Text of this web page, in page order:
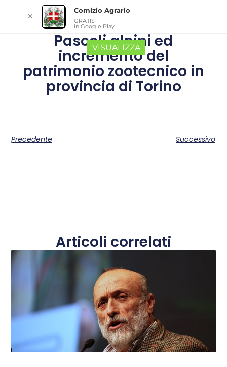
Pascoli alpini ed
incremento del
patrimonio zootecnico in
provincia di Torino
Precedente Successivo
Articoli correlati
✕
Comizio Agrario
GRATIS
In Google Play
VISUALIZZA